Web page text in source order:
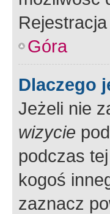
Góra
Dlaczego
Jeżeli nie
wizycie
podczas
kogoś
zaznacz